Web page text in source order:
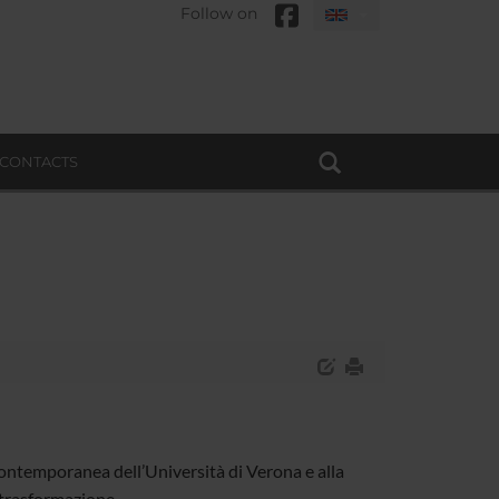
Follow on
CONTACTS
dell’Università di Verona e alla